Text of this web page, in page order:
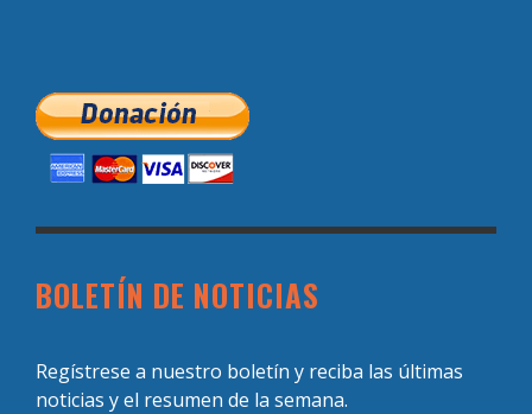
BOLETÍN DE NOTICIAS
Regístrese a nuestro boletín y reciba las últimas
noticias y el resumen de la semana.